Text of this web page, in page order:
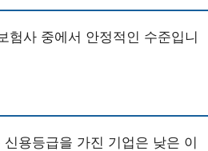
험사 중에서 안정적인 수준입니
용등급을 가진 기업은 낮은 이